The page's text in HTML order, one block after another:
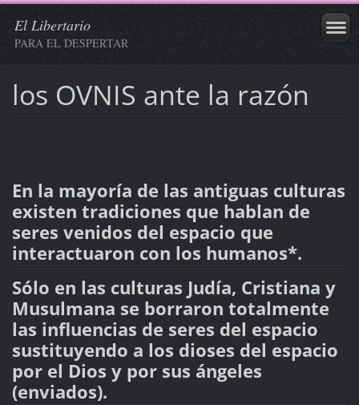
El Libertario
PARA EL DESPERTAR
los OVNIS ante la razón
En la mayoría de las antiguas culturas
existen tradiciones que hablan de
seres venidos del espacio que
interactuaron con los humanos*.
Sólo en las culturas Judía, Cristiana y
Musulmana se borraron totalmente
las influencias de seres del espacio
sustituyendo a los dioses del espacio
por el Dios y por sus ángeles
(enviados).